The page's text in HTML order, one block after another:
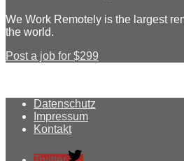
We Work Remotely is the largest
the world.
Post a job for $299
Datenschutz
Impressum
Kontakt